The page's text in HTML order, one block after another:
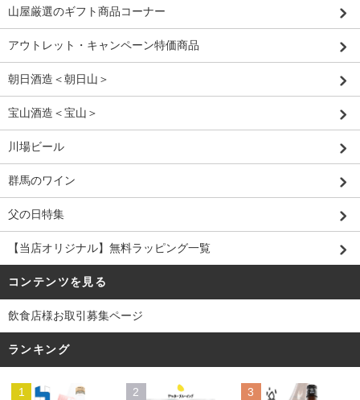
山屋厳選のギフト商品コーナー
アウトレット・キャンペーン特価商品
朝日酒造＜朝日山＞
宝山酒造＜宝山＞
川場ビール
群馬のワイン
父の日特集
【当店オリジナル】無料ラッピング一覧
コンテンツを見る
飲食店様お取引募集ページ
ランキング
1 2 3